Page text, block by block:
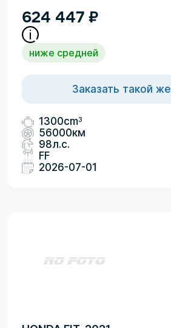
624 447 ₽
ниже средней
Заказать такой же
1300cm3
56000км
98л.с.
FF
2026-07-01